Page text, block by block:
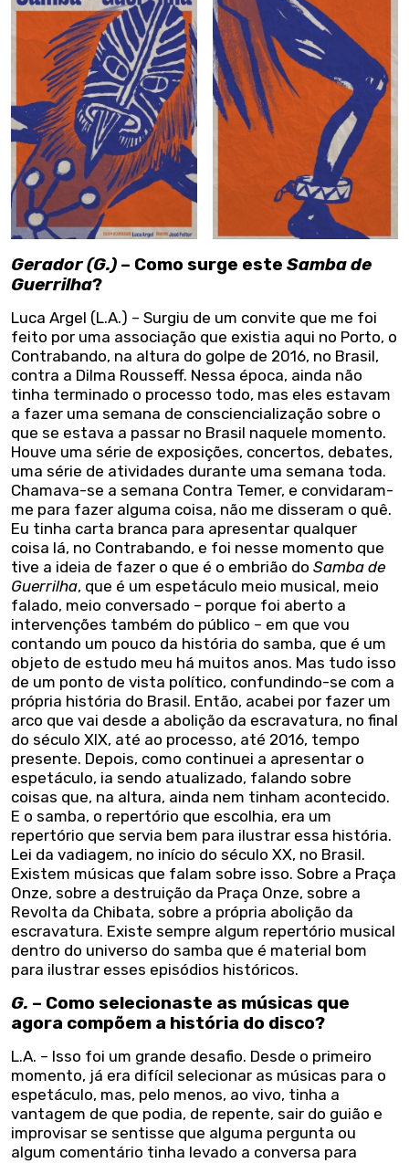
Gerador (G.) – Como surge este Samba de
Guerrilha?
Luca Argel (L.A.) – Surgiu de um convite que me foi
feito por uma associação que existia aqui no Porto, o
Contrabando, na altura do golpe de 2016, no Brasil,
contra a Dilma Rousseff. Nessa época, ainda não
tinha terminado o processo todo, mas eles estavam
a fazer uma semana de consciencialização sobre o
que se estava a passar no Brasil naquele momento.
Houve uma série de exposições, concertos, debates,
uma série de atividades durante uma semana toda.
Chamava-se a semana Contra Temer, e convidaram-
me para fazer alguma coisa, não me disseram o quê.
Eu tinha carta branca para apresentar qualquer
coisa lá, no Contrabando, e foi nesse momento que
tive a ideia de fazer o que é o embrião do Samba de
Guerrilha, que é um espetáculo meio musical, meio
falado, meio conversado – porque foi aberto a
intervenções também do público – em que vou
contando um pouco da história do samba, que é um
objeto de estudo meu há muitos anos. Mas tudo isso
de um ponto de vista político, confundindo-se com a
própria história do Brasil. Então, acabei por fazer um
arco que vai desde a abolição da escravatura, no final
do século XIX, até ao processo, até 2016, tempo
presente. Depois, como continuei a apresentar o
espetáculo, ia sendo atualizado, falando sobre
coisas que, na altura, ainda nem tinham acontecido.
E o samba, o repertório que escolhia, era um
repertório que servia bem para ilustrar essa história.
Lei da vadiagem, no início do século XX, no Brasil.
Existem músicas que falam sobre isso. Sobre a Praça
Onze, sobre a destruição da Praça Onze, sobre a
Revolta da Chibata, sobre a própria abolição da
escravatura. Existe sempre algum repertório musical
dentro do universo do samba que é material bom
para ilustrar esses episódios históricos.
G. – Como selecionaste as músicas que
agora compõem a história do disco?
L.A. – Isso foi um grande desafio. Desde o primeiro
momento, já era difícil selecionar as músicas para o
espetáculo, mas, pelo menos, ao vivo, tinha a
vantagem de que podia, de repente, sair do guião e
improvisar se sentisse que alguma pergunta ou
algum comentário tinha levado a conversa para